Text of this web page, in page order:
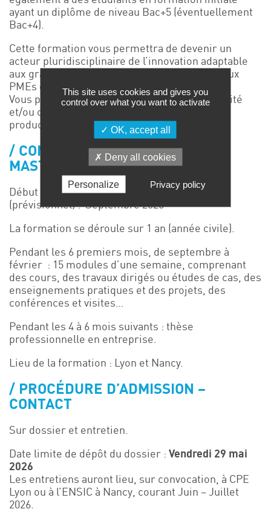
ayant un diplôme de niveau Bac+5 (éventuellement
Bac+4).
Cette formation vous permettra de devenir un
acteur pluridisciplinaire de l’innovation adaptable
aux grandes entreprises mondiales comme aux
PMEs et aux start-ups.
Vous pourrez évoluer en R&D, assurance qualité
et/ou contrôle qualité, au sein de sites de
production…
COMMENT EST ORGANISÉ LE
MASTÈRE ?
Début de la prochaine session de formation
(prévisionnel) : Septembre 2026
La formation se déroule sur 1 an (année civile).
Pendant les 6 premiers mois, de septembre à
février : 15 modules d’une semaine, comprenant
des cours, des travaux dirigés ou études de cas, des
enseignements pratiques et des projets, des
conférences et visites…
Pendant les 4 à 6 mois suivants : thèse
professionnelle en entreprise.
Lieu de la formation : Lyon et Nancy.
PROCÉDURE D’ADMISSION –
CONTACT
Sur dossier et entretien.
Date limite de dépôt du dossier : Vendredi 29 mai
2026
Les entretiens auront lieu, sur convocation, à CPE
Lyon ou à l’ENSIC à Nancy, courant Juin – Juillet
2026.
This site uses cookies and gives you
control over what you want to activate
OK, accept all
Deny all cookies
Personalize Privacy policy